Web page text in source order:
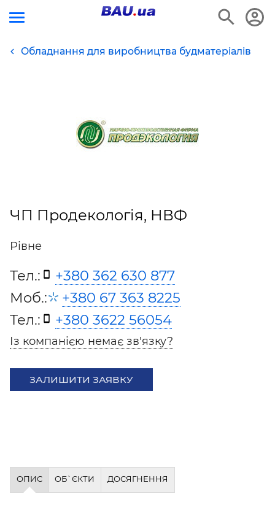
Обладнання для виробництва будматеріалів
ЧП Продекологія, НВФ
Рівне
Тел.:
+380 362 630 877
Моб.:
+380 67 363 8225
Тел.:
+380 3622 56054
Із компанією немає зв'язку?
ЗАЛИШИТИ ЗАЯВКУ
ОПИС ОБ`ЄКТИ ДОСЯГНЕННЯ